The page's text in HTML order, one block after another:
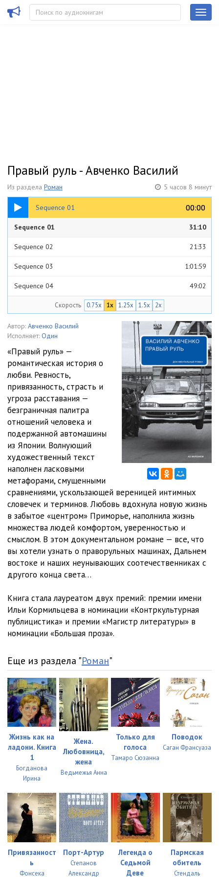
Правый руль - Авченко Василий
Из раздела Роман 5 часов 8 минут
Sequence 01 00:00
00:00
31:10
Sequence 01 31:10
Sequence 02 21:33
Sequence 03 1:01:59
Sequence 04 49:02
Sequence 06 40:47
39:37
Sequence 08 32:24
Скорость 0.75x 1x 1.25x 1.5x 2x
Автор: Авченко Василий
Исполняет: Один
«Правый руль» —
романтическая история о
любви. Ревность,
привязанность, страсть и
угроза расставания —
безграничная палитра
отношений человека и
подержанной автомашины
из Японии. Волнующий
художественный текст
наполнен ласковыми
метафорами, смущенными
сравнениями, ускользающей вереницей интимных
словечек и терминов. Любовь вдохнула новую жизнь
в забытое «центром» Приморье, наполнила жизнь
множества людей комфортом, уверенностью и
смыслом. В этом документальном романе — все, что
вы хотели узнать о праворульных машинах, Дальнем
востоке и наших неунывающих соотечественниках с
другого конца света…
Книга стала лауреатом двух премий: премии имени
Ильи Кормильцева в номинации «Контркультурная
публицистика» и премии «Магистр литературы» в
номинации «Большая проза».
Еще из раздела "Роман"
Жизнь как на
ладони. Книга
1
Богданова
Ирина
Жена.
Любовница,
жена
Ведьмежья Анна
Только для
голоса
Тамаро Сюзанна
Поводок
Саган Франсуаза
Привязанност
ь
Фонсека
Порт-Артур
Степанов
Александр
Легенда о
Седьмой
Деве
Пармская
обитель
Стендаль